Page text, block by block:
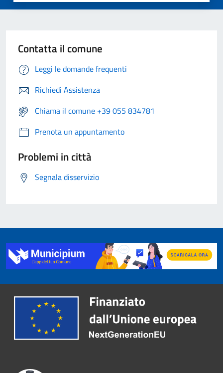
Contatta il comune
Leggi le domande frequenti
Richiedi Assistenza
Chiama il comune +39 055 834781
Prenota un appuntamento
Problemi in città
Segnala disservizio